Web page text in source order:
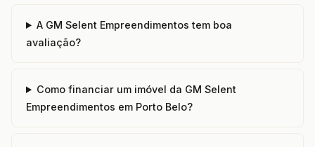
A GM Selent Empreendimentos tem boa
avaliação?
Como financiar um imóvel da GM Selent
Empreendimentos em Porto Belo?